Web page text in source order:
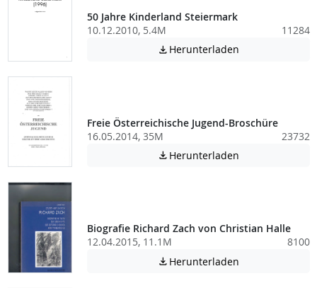
50 Jahre Kinderland Steiermark
10.12.2010, 5.4M
11284
 Herunterladen
Freie Österreichische Jugend-Broschüre
16.05.2014, 35M
23732
 Herunterladen
Biografie Richard Zach von Christian Halle
12.04.2015, 11.1M
8100
 Herunterladen